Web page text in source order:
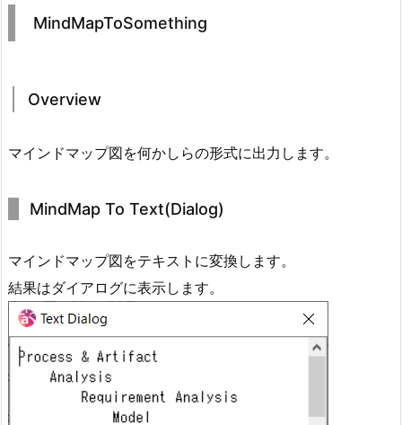
MindMapToSomething
Overview
マインドマップ図を何かしらの形式に出力します。
MindMap To Text(Dialog)
マインドマップ図をテキストに変換します。
結果はダイアログに表示します。